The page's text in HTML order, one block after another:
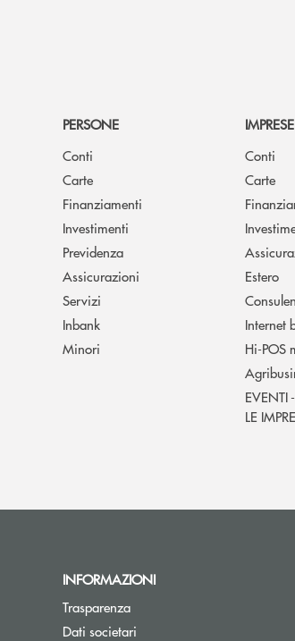
PERSONE
Conti
Carte
Finanziamenti
Investimenti
Previdenza
Assicurazioni
Servizi
Inbank
Minori
IMPRESE
Conti
Carte
Estero
Internet
Hi-POS
EVENTI
LE
INFORMAZIONI
Trasparenza
Dati societari